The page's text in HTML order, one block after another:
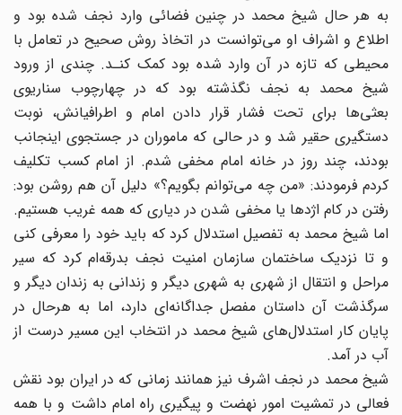
به هر حال شیخ محمد در چنین فضائی وارد نجف شده بود و
اطلاع و اشراف او می‌توانست در اتخاذ روش صحیح در تعامل با
محیطی که تازه در آن وارد شده بود کمک کنـد. چندی از ورود
شیخ محمد به نجف نگذشته بود که در چهارچوب سناریوی
بعثی‌ها برای تحت فشار قرار دادن امام و اطرافیانش، نوبت
دستگیری حقیر شد و در حالی که ماموران در جستجوی اینجانب
بودند، چند روز در خانه امام مخفی شدم. از امام کسب تکلیف
کردم فرمودند: «من چه می‌توانم بگویم؟» دلیل آن هم روشن بود:
رفتن در کام اژدها یا مخفی شدن در دیاری که همه غریب هستیم.
اما شیخ محمد به تفصیل استدلال کرد که باید خود را معرفی کنی
و تا نزدیک ساختمان سازمان امنیت نجف بدرقه‌ام کرد که سیر
مراحل و انتقال از شهری به شهری دیگر و زندانی به زندان دیگر و
سرگذشت آن داستان مفصل جداگانه‌ای دارد، اما به هرحال در
پایان کار استدلال‌های شیخ محمد در انتخاب این مسیر درست از
آب در آمد.
شیخ محمد در نجف اشرف نیز همانند زمانی که در ایران بود نقش
فعالی در تمشیت امور نهضت و پیگیری راه امام داشت و با همه